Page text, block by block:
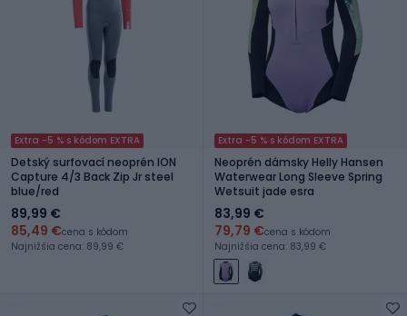
Extra -5 % s kódom EXTRA
Detský surfovací neoprén ION
Capture 4/3 Back Zip Jr steel
blue/red
89,99 €
85,49 €cena s kódom
Najnižšia cena: 89,99 €
Extra -5 % s kódom EXTRA
Neoprén dámsky Helly Hansen
Waterwear Long Sleeve Spring
Wetsuit jade esra
83,99 €
79,79 €cena s kódom
Najnižšia cena: 83,99 €